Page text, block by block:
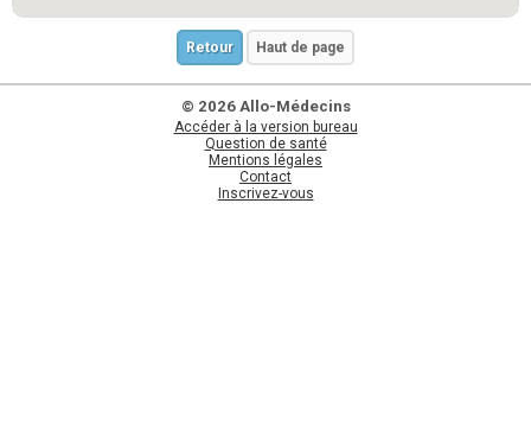
Retour Haut de page
© 2026 Allo-Médecins
Accéder à la version bureau
Question de santé
Mentions légales
Contact
Inscrivez-vous